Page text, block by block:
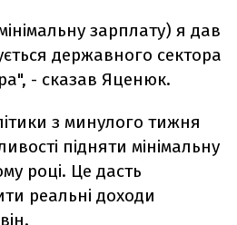
зарплату) я дав
державного сектора
- сказав Яценюк.
з минулого тижня
підняти мінімальну
році. Це дасть
реальні доходи